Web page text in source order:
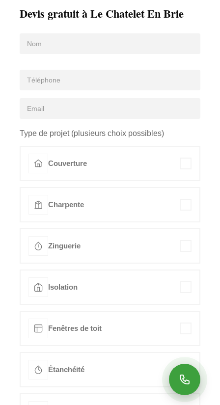
Devis gratuit à Le Chatelet En Brie
Type de projet (plusieurs choix possibles)
Couverture
Charpente
Zinguerie
Isolation
Fenêtres de toit
Étanchéité